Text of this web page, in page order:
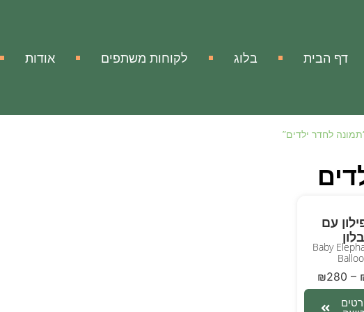
דף הבית בלוג לקוחות משתפים אודות
לחדר ילדים”
עם
בלון
Baby
₪280 –